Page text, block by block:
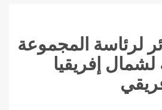
لرئاسة المجموعة
إفريقيا